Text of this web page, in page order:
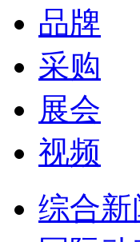
品牌
采购
展会
视频
综合新